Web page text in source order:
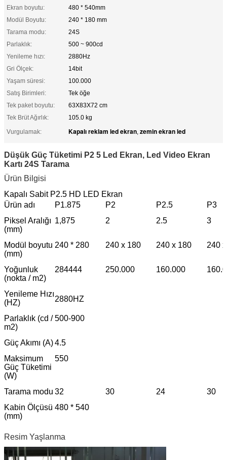
Ekran boyutu:
480 * 540mm
Modül Boyutu:
240 * 180 mm
Tarama modu:
24S
Parlaklık:
500 ~ 900cd
Yenileme hızı:
2880Hz
Gri Ölçek:
14bit
Yaşam süresi:
100.000
Satış Birimleri:
Tek öğe
Tek paket boyutu:
63X83X72 cm
Tek Brüt Ağırlık:
105.0 kg
Vurgulamak:
Kapalı reklam led ekran, zemin ekran led
Düşük Güç Tüketimi P2 5 Led Ekran, Led Video Ekran
Kartı 24S Tarama
Ürün Bilgisi
Kapalı Sabit P2.5 HD LED Ekran
Ürün adı
P1.875 P2 P2.5
P3
Piksel Aralığı
(mm)
1,875 2 2.5 3
Modül boyutu
(mm)
240 * 280 240 x 180 240 x 180 240
Yoğunluk
(nokta / m2)
284444 250.000 160.000
Yenileme Hızı
(HZ)
2880HZ
Parlaklık (cd /
m2)
500-900
Güç Akımı (A)4.5
Maksimum
Güç Tüketimi
(W)
550
Tarama modu 32 30 24
30
Kabin Ölçüsü
(mm)
480 * 540
Resim Yaşlanma